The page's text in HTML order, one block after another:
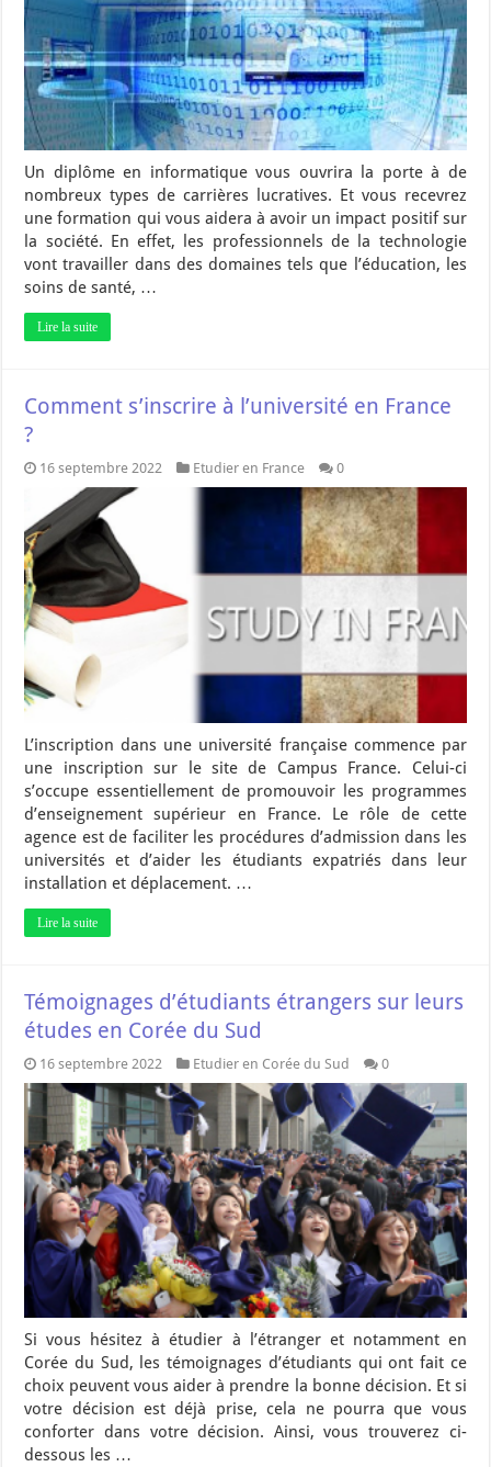
Un diplôme en informatique vous ouvrira la porte à de
nombreux types de carrières lucratives. Et vous recevrez
une formation qui vous aidera à avoir un impact positif sur
la société. En effet, les professionnels de la technologie
vont travailler dans des domaines tels que l’éducation, les
soins de santé, …
Lire la suite
Comment s’inscrire à l’université en France
?
16 septembre 2022 Etudier en France 0
L’inscription dans une université française commence par
une inscription sur le site de Campus France. Celui-ci
s’occupe essentiellement de promouvoir les programmes
d’enseignement supérieur en France. Le rôle de cette
agence est de faciliter les procédures d’admission dans les
universités et d’aider les étudiants expatriés dans leur
installation et déplacement. …
Lire la suite
Témoignages d’étudiants étrangers sur leurs
études en Corée du Sud
16 septembre 2022 Etudier en Corée du Sud 0
Si vous hésitez à étudier à l’étranger et notamment en
Corée du Sud, les témoignages d’étudiants qui ont fait ce
choix peuvent vous aider à prendre la bonne décision. Et si
votre décision est déjà prise, cela ne pourra que vous
conforter dans votre décision. Ainsi, vous trouverez ci-
dessous les …